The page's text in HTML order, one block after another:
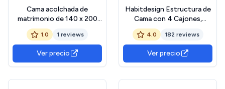
Cama acolchada de
matrimonio de 140 x 200
cm con contenedor, luces
LED y toma USB, cama
suspendida con mesitas
integradas y somier de
láminas de madera,
1.0 1 reviews
Ver precio
Habitdesign Estructura de
Cama con 4 Cajones,
156x196x37
(AnchoxFondoxAlto-en
cm), Estructura de Cama
Doble Color Roble, Modelo
Kendra (Sin Somier)
4.0 182 reviews
Ver precio